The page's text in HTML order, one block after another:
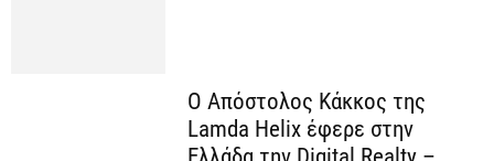
Ο Απόστολος Κάκκος της
Lamda Helix έφερε στην